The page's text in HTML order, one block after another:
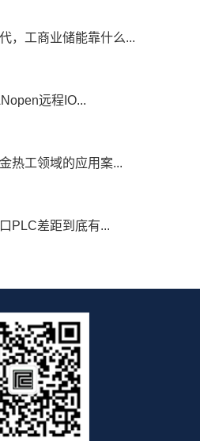
，工商业储能靠什么...
远程IO...
热工领域的应用案...
PLC差距到底有...